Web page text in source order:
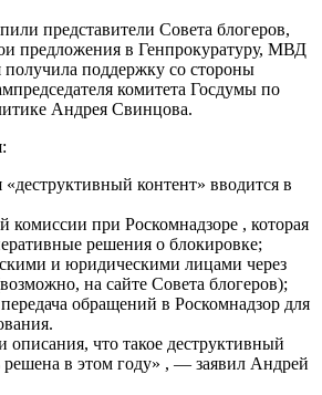
представители Совета блогеров,
предложения в Генпрокуратуру, МВД
поддержку со стороны
комитета Госдумы по
Андрея Свинцова.
контент» вводится в
комиссии при Роскомнадзоре , которая
решения о блокировке;
и юридическими лицами через
на сайте Совета блогеров);
обращений в Роскомнадзор для
описания, что такое деструктивный
решена в этом году» , — заявил Андрей